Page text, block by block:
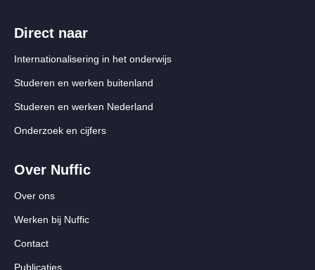
Direct naar
Internationalisering in het onderwijs
Studeren en werken buitenland
Studeren en werken Nederland
Onderzoek en cijfers
Over Nuffic
Over ons
Werken bij Nuffic
Contact
Publicaties